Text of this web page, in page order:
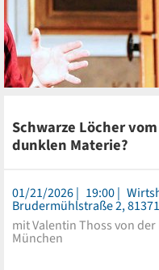
Schwarze Löcher
dunklen Materie?
01/21/2026 19:00
Brudermühlstraße 2,
mit Valentin Thoss von
München